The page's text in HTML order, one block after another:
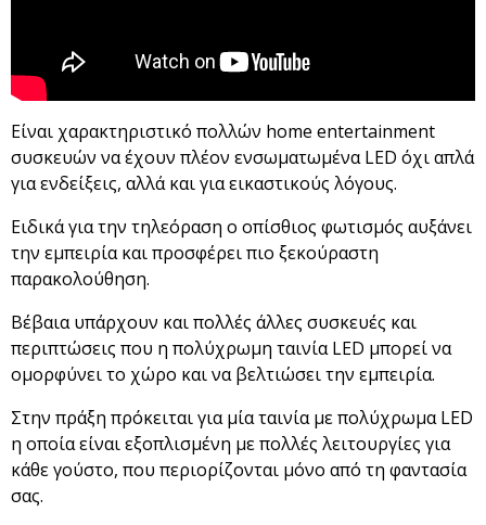
Είναι χαρακτηριστικό πολλών home entertainment
συσκευών να έχουν πλέον ενσωματωμένα LED όχι απλά
για ενδείξεις, αλλά και για εικαστικούς λόγους.
Ειδικά για την τηλεόραση ο οπίσθιος φωτισμός αυξάνει
την εμπειρία και προσφέρει πιο ξεκούραστη
παρακολούθηση.
Βέβαια υπάρχουν και πολλές άλλες συσκευές και
περιπτώσεις που η πολύχρωμη ταινία LED μπορεί να
ομορφύνει το χώρο και να βελτιώσει την εμπειρία.
Στην πράξη πρόκειται για μία ταινία με πολύχρωμα LED
η οποία είναι εξοπλισμένη με πολλές λειτουργίες για
κάθε γούστο, που περιορίζονται μόνο από τη φαντασία
σας.